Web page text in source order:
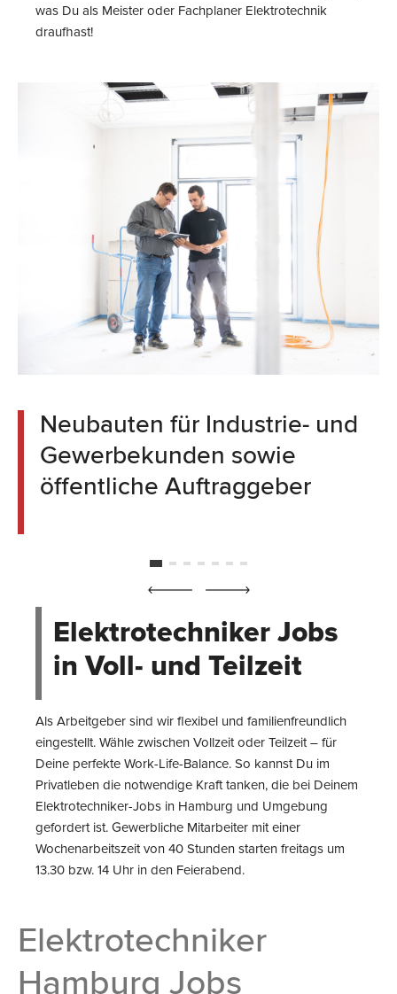
was Du als Meister oder Fachplaner Elektrotechnik
draufhast!
Neubauten für Industrie- und
Gewerbekunden sowie
öffentliche Auftraggeber
Elektrotechniker Jobs
in Voll- und Teilzeit
Als Arbeitgeber sind wir flexibel und familienfreundlich
eingestellt. Wähle zwischen Vollzeit oder Teilzeit – für
Deine perfekte Work-Life-Balance. So kannst Du im
Privatleben die notwendige Kraft tanken, die bei Deinem
Elektrotechniker-Jobs in Hamburg und Umgebung
gefordert ist. Gewerbliche Mitarbeiter mit einer
Wochenarbeitszeit von 40 Stunden starten freitags um
13.30 bzw. 14 Uhr in den Feierabend.
Elektrotechniker
Hamburg Jobs